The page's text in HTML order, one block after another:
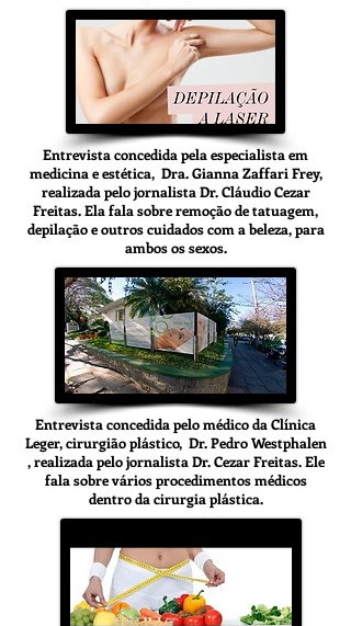
Entrevista concedida pela especialista em
medicina e estética, Dra. Gianna Zaffari Frey,
realizada pelo jornalista Dr. Cláudio Cezar
Freitas. Ela fala sobre remoção de tatuagem,
depilação e outros cuidados com a beleza, para
ambos os sexos.
Entrevista concedida pelo médico da Clínica
Leger, cirurgião plástico, Dr. Pedro Westphalen
, realizada pelo jornalista Dr. Cezar Freitas. Ele
fala sobre vários procedimentos médicos
dentro da cirurgia plástica.